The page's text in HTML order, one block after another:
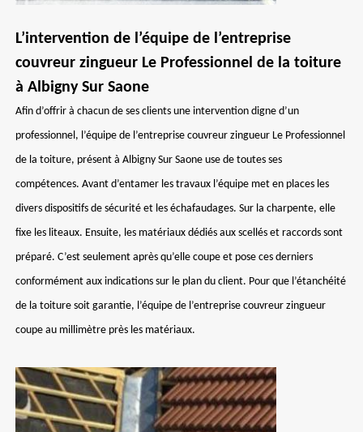
L’intervention de l’équipe de l’entreprise
couvreur zingueur Le Professionnel de la toiture
à Albigny Sur Saone
Afin d’offrir à chacun de ses clients une intervention digne d’un
professionnel, l’équipe de l’entreprise couvreur zingueur Le Professionnel
de la toiture, présent à Albigny Sur Saone use de toutes ses
compétences. Avant d’entamer les travaux l’équipe met en places les
divers dispositifs de sécurité et les échafaudages. Sur la charpente, elle
fixe les liteaux. Ensuite, les matériaux dédiés aux scellés et raccords sont
préparé. C’est seulement après qu’elle coupe et pose ces derniers
conformément aux indications sur le plan du client. Pour que l’étanchéité
de la toiture soit garantie, l’équipe de l’entreprise couvreur zingueur
coupe au millimètre près les matériaux.